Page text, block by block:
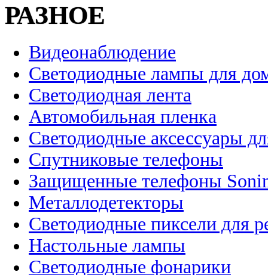
РАЗНОЕ
Видеонаблюдение
Светодиодные лампы для
Светодиодная лента
Автомобильная пленка
Светодиодные аксессуары
Спутниковые телефоны
Защищенные телефоны
Металлодетекторы
Светодиодные пиксели для
Настольные лампы
Светодиодные фонарики